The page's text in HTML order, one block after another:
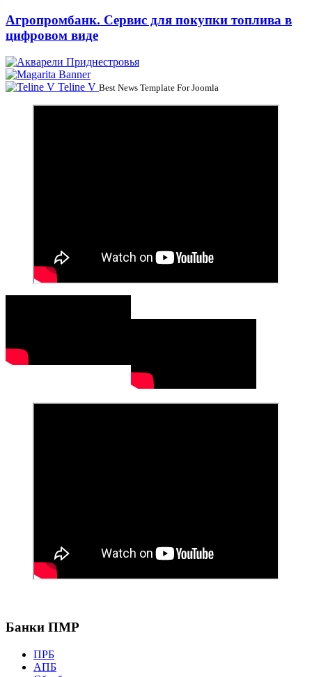
Агропромбанк. Сервис для покупки топлива в
цифровом виде
Teline V Best News Template For Joomla
Банки ПМР
ПРБ
АПБ